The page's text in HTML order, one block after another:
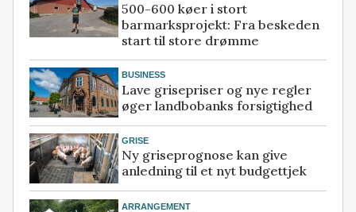
500-600 køer i stort
barmarksprojekt: Fra beskeden
start til store drømme
BUSINESS
Lave grisepriser og nye regler
øger landbobanks forsigtighed
GRISE
Ny griseprognose kan give
anledning til et nyt budgettjek
ARRANGEMENT